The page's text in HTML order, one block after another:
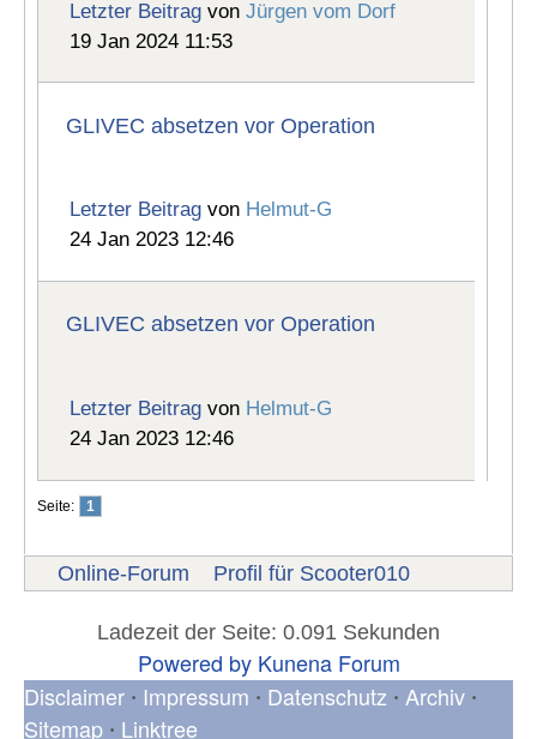
Letzter Beitrag vonJürgen vom Dorf
19 Jan 2024 11:53
GLIVEC absetzen vor Operation
Letzter Beitrag von Helmut-G
24 Jan 2023 12:46
GLIVEC absetzen vor Operation
Letzter Beitrag von Helmut-G
24 Jan 2023 12:46
Seite: 1
Online-Forum Profil für Scooter010
Ladezeit der Seite: 0.091 Sekunden
Powered by Kunena Forum
Disclaimer • Impressum • Datenschutz • Archiv •
Sitemap • Linktree